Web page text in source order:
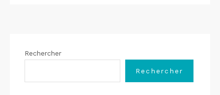
Rechercher
Rechercher